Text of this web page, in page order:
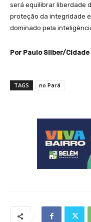
será equilibrar liberdade
proteção da integridade
dominado pela
Por Paulo Silber/Cidade
TAGS no Pará